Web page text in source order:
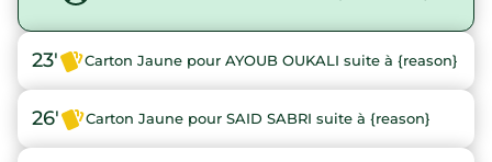
23' Carton Jaune pour AYOUB OUKALI suite à {reason}
26' Carton Jaune pour SAID SABRI suite à {reason}